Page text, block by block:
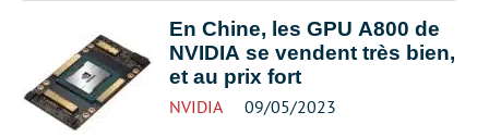
En Chine, les GPU A800 de
NVIDIA se vendent très bien,
et au prix fort
NVIDIA 09/05/2023